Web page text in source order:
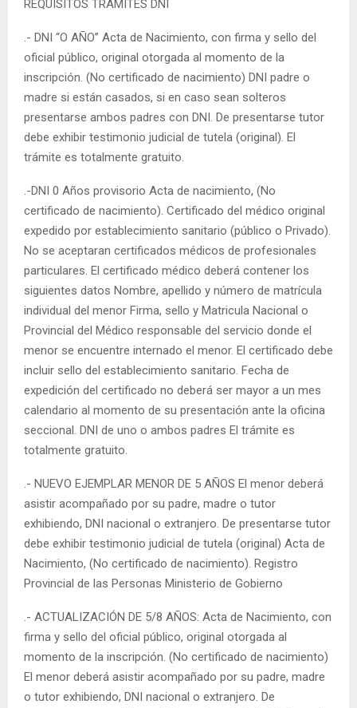
REQUISITOS TRÁMITES DNI
.- DNI “O AÑO” Acta de Nacimiento, con firma y sello del
oficial público, original otorgada al momento de la
inscripción. (No certificado de nacimiento) DNI padre o
madre si están casados, si en caso sean solteros
presentarse ambos padres con DNI. De presentarse tutor
debe exhibir testimonio judicial de tutela (original). El
trámite es totalmente gratuito.
.-DNI 0 Años provisorio Acta de nacimiento, (No
certificado de nacimiento). Certificado del médico original
expedido por establecimiento sanitario (público o Privado).
No se aceptaran certificados médicos de profesionales
particulares. El certificado médico deberá contener los
siguientes datos Nombre, apellido y número de matrícula
individual del menor Firma, sello y Matricula Nacional o
Provincial del Médico responsable del servicio donde el
menor se encuentre internado el menor. El certificado debe
incluir sello del establecimiento sanitario. Fecha de
expedición del certificado no deberá ser mayor a un mes
calendario al momento de su presentación ante la oficina
seccional. DNI de uno o ambos padres El trámite es
totalmente gratuito.
.- NUEVO EJEMPLAR MENOR DE 5 AÑOS El menor deberá
asistir acompañado por su padre, madre o tutor
exhibiendo, DNI nacional o extranjero. De presentarse tutor
debe exhibir testimonio judicial de tutela (original) Acta de
Nacimiento, (No certificado de nacimiento). Registro
Provincial de las Personas Ministerio de Gobierno
.- ACTUALIZACIÓN DE 5/8 AÑOS: Acta de Nacimiento, con
firma y sello del oficial público, original otorgada al
momento de la inscripción. (No certificado de nacimiento)
El menor deberá asistir acompañado por su padre, madre
o tutor exhibiendo, DNI nacional o extranjero. De